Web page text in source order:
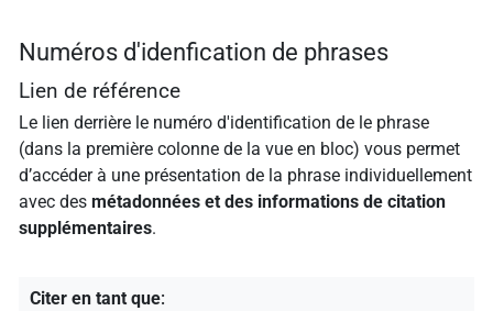
Numéros d'idenfication de phrases
Lien de référence
Le lien derrière le numéro d'identification de le phrase
(dans la première colonne de la vue en bloc) vous permet
d’accéder à une présentation de la phrase individuellement
avec des métadonnées et des informations de citation
supplémentaires.
Citer en tant que: